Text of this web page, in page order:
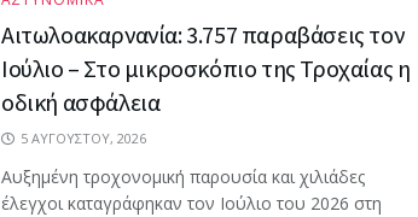
Αιτωλοακαρνανία: 3.757 παραβάσεις τον
Ιούλιο – Στο μικροσκόπιο της Τροχαίας η
οδική ασφάλεια
5 ΑΥΓΟΎΣΤΟΥ, 2026
Αυξημένη τροχονομική παρουσία και χιλιάδες
έλεγχοι καταγράφηκαν τον Ιούλιο του 2026 στη